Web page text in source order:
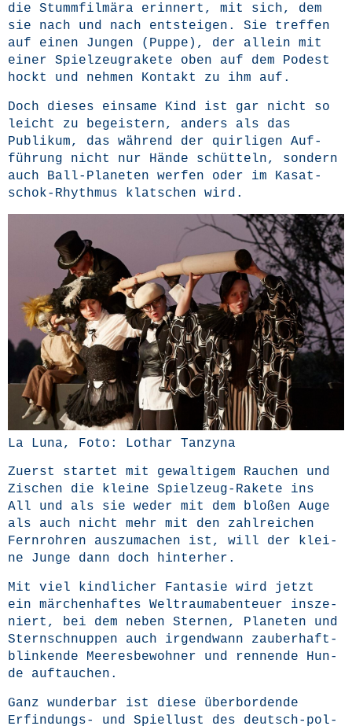
die Stumm­film­ära erin­nert, mit sich, dem
sie nach und nach ent­stei­gen. Sie tref­fen
auf einen Jun­gen (Pup­pe), der allein mit
einer Spiel­zeug­ra­ke­te oben auf dem Podest
hockt und neh­men Kon­takt zu ihm auf.
Doch die­ses ein­sa­me Kind ist gar nicht so
leicht zu begeis­tern, anders als das
Publi­kum, das wäh­rend der quir­li­gen Auf­
füh­rung nicht nur Hän­de schüt­teln, son­dern
auch Ball-Pla­ne­ten wer­fen oder im Kasat­
schok-Rhyth­mus klat­schen wird.
La Luna, Foto: Lothar Tanzyna
Zuerst star­tet mit gewal­ti­gem Rau­chen und
Zischen die klei­ne Spiel­zeug-Rake­te ins
All und als sie weder mit dem blo­ßen Auge
als auch nicht mehr mit den zahl­rei­chen
Fern­roh­ren aus­zu­ma­chen ist, will der klei­
ne Jun­ge dann doch hinterher.
Mit viel kind­li­cher Fan­ta­sie wird jetzt
ein mär­chen­haf­tes Welt­raum­aben­teu­er insze­
niert, bei dem neben Ster­nen, Pla­ne­ten und
Stern­schnup­pen auch irgend­wann zau­ber­haft-
blin­ken­de Mee­res­be­woh­ner und ren­nen­de Hun­
de auftauchen.
Ganz wun­der­bar ist die­se über­bor­den­de
Erfin­dungs- und Spiel­lust des deutsch-pol­